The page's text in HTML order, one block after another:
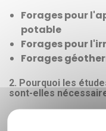
Forages pour
potable
Forages pour
Forages
2. Pourquoi les
sont-elles
Les études